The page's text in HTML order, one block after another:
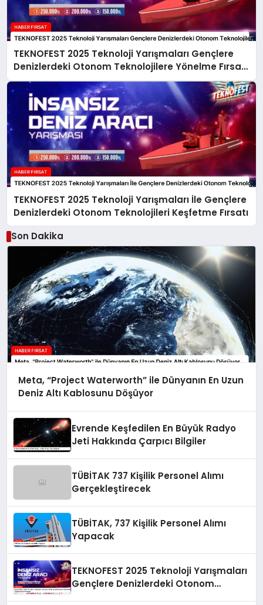
TEKNOFEST 2025 Teknoloji Yarışmaları Gençlere
Denizlerdeki Otonom Teknolojilere Yönelme Fırsatı
Sunuyor
TEKNOFEST 2025 Teknoloji Yarışmaları İle Gençlere
Denizlerdeki Otonom Teknolojileri Keşfetme Fırsatı
Son Dakika
Meta, “Project Waterworth” ile Dünyanın En Uzun
Deniz Altı Kablosunu Döşüyor
Evrende Keşfedilen En Büyük Radyo
Jeti Hakkında Çarpıcı Bilgiler
TÜBİTAK 737 Kişilik Personel Alımı
Gerçekleştirecek
TÜBİTAK, 737 Kişilik Personel Alımı
Yapacak
TEKNOFEST 2025 Teknoloji Yarışmaları
Gençlere Denizlerdeki Otonom